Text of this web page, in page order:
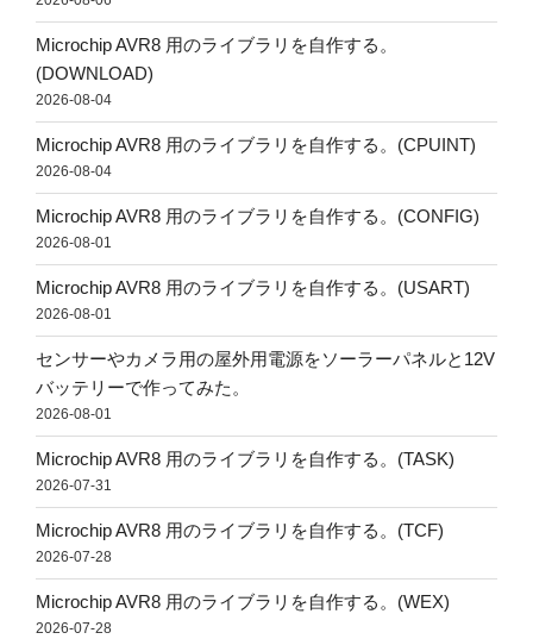
Microchip AVR8 用のライブラリを自作する。
(DOWNLOAD)
2026-08-04
Microchip AVR8 用のライブラリを自作する。(CPUINT)
2026-08-04
Microchip AVR8 用のライブラリを自作する。(CONFIG)
2026-08-01
Microchip AVR8 用のライブラリを自作する。(USART)
2026-08-01
センサーやカメラ用の屋外用電源をソーラーパネルと12V
バッテリーで作ってみた。
2026-08-01
Microchip AVR8 用のライブラリを自作する。(TASK)
2026-07-31
Microchip AVR8 用のライブラリを自作する。(TCF)
2026-07-28
Microchip AVR8 用のライブラリを自作する。(WEX)
2026-07-28